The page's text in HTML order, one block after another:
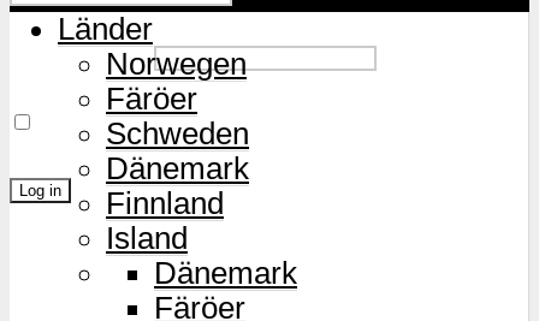
Password
Remember Me
Lost Password?
Länder
Norwegen
Färöer
Schweden
Dänemark
Finnland
Island
Dänemark
Färöer